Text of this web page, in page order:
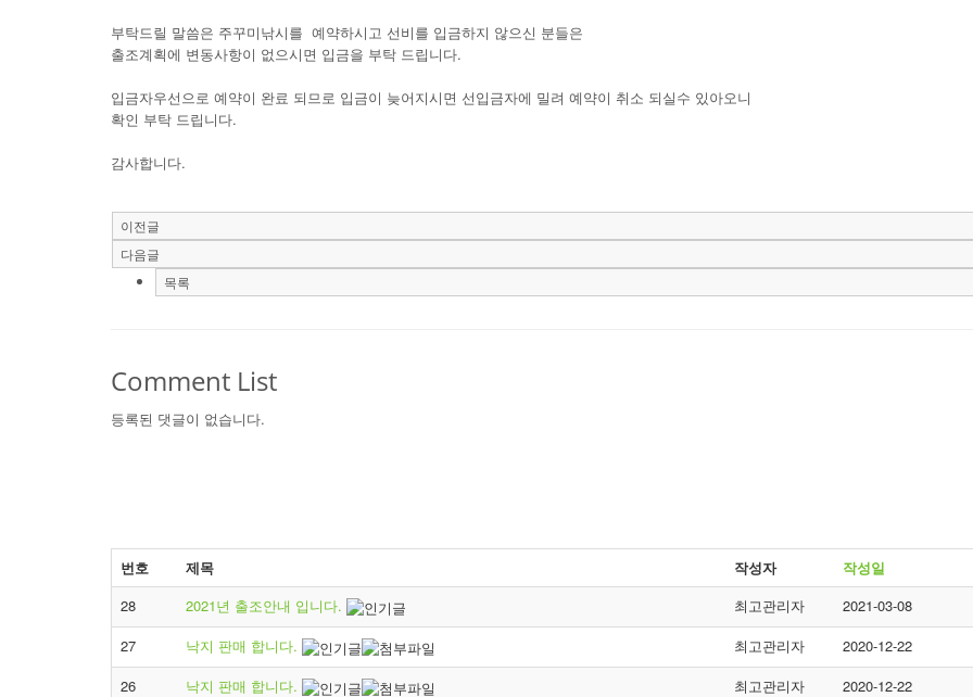
부탁드릴 말씀은 주꾸미낚시를 예약하시고 선비를 입금하지 않으신 분들은
출조계획에 변동사항이 없으시면 입금을 부탁 드립니다.
입금자우선으로 예약이 완료 되므로 입금이 늦어지시면 선입금자에 밀려 예약이 취소 되실수 있아오니
확인 부탁 드립니다.
감사합니다.
이전글
다음글
목록
Comment List
등록된 댓글이 없습니다.
번호 제목 작성자
작성일
28
2021년 출조안내 입니다. 최고관리자
2021-03-08
27
낙지 판매 합니다. 최고관리자
2020-12-22
26
낙지 판매 합니다. 최고관리자
2020-12-22